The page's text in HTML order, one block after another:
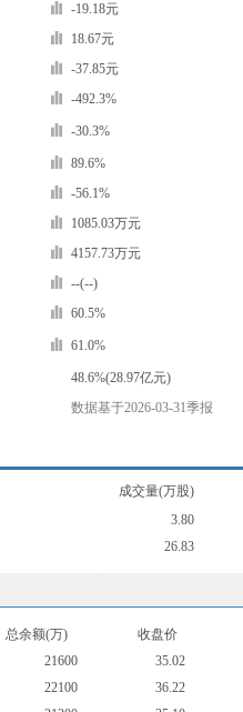
-19.18元
18.67元
-37.85元
-492.3%
-30.3%
89.6%
-56.1%
1085.03万元
4157.73万元
--(--)
60.5%
61.0%
48.6%(28.97亿元)
数据基于2026-03-31季报
成交量(万股)
3.80
26.83
总余额(万) 收盘价
21600 35.02
22100 36.22